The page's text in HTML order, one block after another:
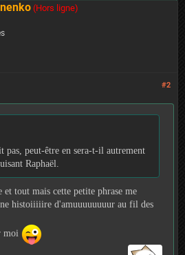
(Hors ligne)
#2
pas, peut-être en sera-t-il autrement
Raphaël.
tout mais cette petite phrase me
histoiiiiire d'amuuuuuuuur au fil des
moi